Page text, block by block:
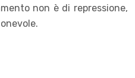
non è di repressione,